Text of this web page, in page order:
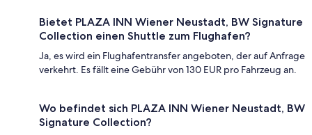
Bietet PLAZA INN Wiener Neustadt, BW Signature
Collection einen Shuttle zum Flughafen?
Ja, es wird ein Flughafentransfer angeboten, der auf Anfrage
verkehrt. Es fällt eine Gebühr von 130 EUR pro Fahrzeug an.
Wo befindet sich PLAZA INN Wiener Neustadt, BW
Signature Collection?